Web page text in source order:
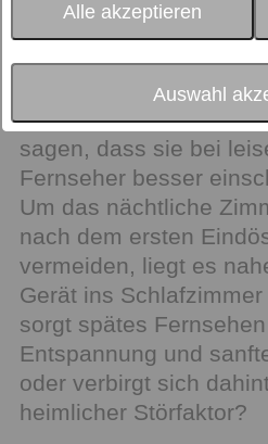
Alle akzeptieren
Auswahl
Es gibt viele
sagen, dass sie bei
Fernseher besser
Um das nächtliche
nach dem ersten
vermeiden, liegt es
Gerät ins
sorgt spätes
Entspannung und
oder verbirgt sich
heimlicher Störfaktor?